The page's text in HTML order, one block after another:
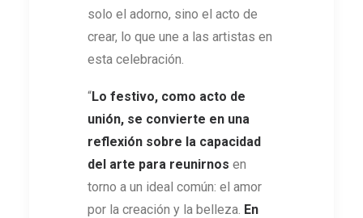
solo el adorno, sino el acto de
crear, lo que une a las artistas en
esta celebración.
“Lo festivo, como acto de
unión, se convierte en una
reflexión sobre la capacidad
del arte para reunirnos en
torno a un ideal común: el amor
por la creación y la belleza. En